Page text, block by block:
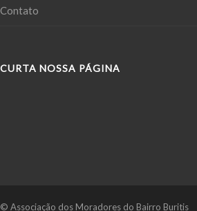
Contato
CURTA NOSSA PÁGINA
© Associação dos Moradores do Bairro Buritis